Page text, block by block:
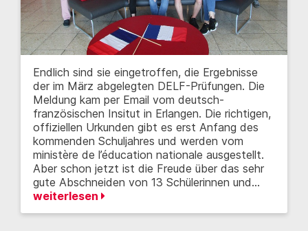
Endlich sind sie eingetroffen, die Ergebnisse
der im März abgelegten DELF-Prüfungen. Die
Meldung kam per Email vom deutsch-
französischen Insitut in Erlangen. Die richtigen,
offiziellen Urkunden gibt es erst Anfang des
kommenden Schuljahres und werden vom
ministère de l’éducation nationale ausgestellt.
Aber schon jetzt ist die Freude über das sehr
gute Abschneiden von 13 Schülerinnen und…
weiterlesen